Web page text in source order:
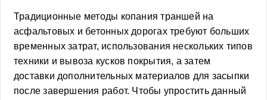
Традиционные методы копания траншей на
асфальтовых и бетонных дорогах требуют больших
временных затрат, использования нескольких типов
техники и вывоза кусков покрытия, а затем
доставки дополнительных материалов для засыпки
после завершения работ. Чтобы упростить данный